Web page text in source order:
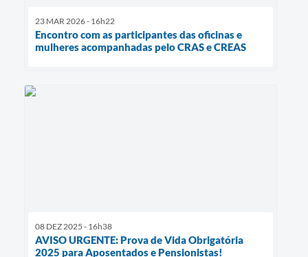
23 MAR 2026 - 16h22
Encontro com as participantes das oficinas e
mulheres acompanhadas pelo CRAS e CREAS
08 DEZ 2025 - 16h38
AVISO URGENTE: Prova de Vida Obrigatória
2025 para Aposentados e Pensionistas!